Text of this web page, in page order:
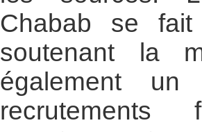
Chabab se
soutenant la
également
recrutements